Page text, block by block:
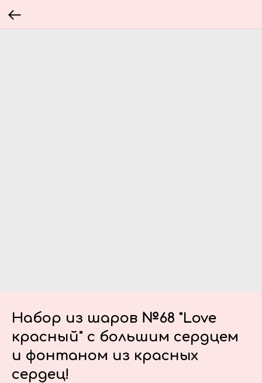
Набор из шаров №68 "Love
красный" с большим сердцем
и фонтаном из красных
сердец!